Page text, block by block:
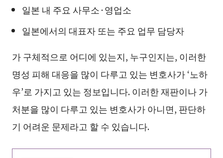
일본 내 주요 사무소·영업소
일본에서의 대표자 또는 주요 업무 담당자
가 구체적으로 어디에 있는지, 누구인지는, 이러한
명성 피해 대응을 많이 다루고 있는 변호사가 ‘노하
우’로 가지고 있는 정보입니다. 이러한 재판이나 가
처분을 많이 다루고 있는 변호사가 아니면, 판단하
기 어려운 문제라고 할 수 있습니다.